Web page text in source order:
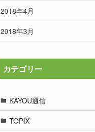
2018年4月
2018年3月
カテゴリー
KAYOU通信
TOPIX